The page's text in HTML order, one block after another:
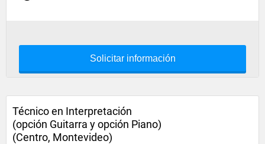
Solicitar información
Técnico en Interpretación
(opción Guitarra y opción Piano)
(Centro, Montevideo)